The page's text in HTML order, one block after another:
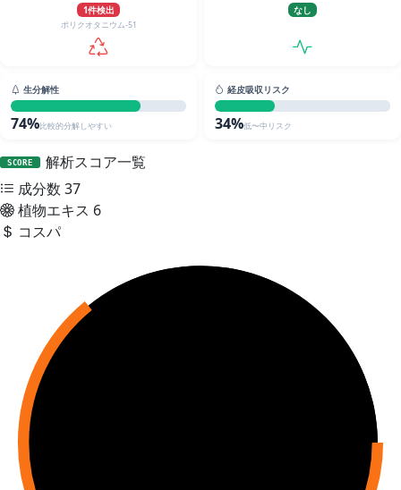
1件検出
ポリクオタニウム‐51
なし
生分解性
74%比較的分解しやすい
経皮吸収リスク
34%低〜中リスク
SCORE
解析スコア一覧
成分数 37
植物エキス 6
コスパ